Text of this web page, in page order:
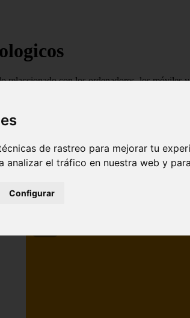
de rastreo para mejorar tu
analizar el tráfico en nuestra web y
Configurar
relaccionado con los ordenadores, los móviles